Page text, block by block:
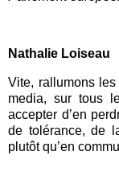
Nathalie Loiseau
Vite, rallumons
media, sur tous
accepter d’en
de tolérance, de
plutôt qu’en